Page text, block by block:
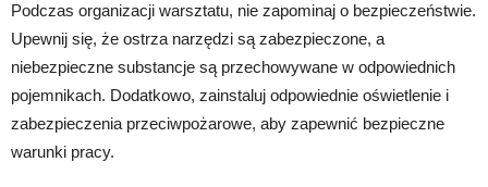
Podczas organizacji warsztatu, nie zapominaj o bezpieczeństwie.
Upewnij się, że ostrza narzędzi są zabezpieczone, a
niebezpieczne substancje są przechowywane w odpowiednich
pojemnikach. Dodatkowo, zainstaluj odpowiednie oświetlenie i
zabezpieczenia przeciwpożarowe, aby zapewnić bezpieczne
warunki pracy.